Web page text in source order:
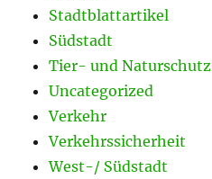
Stadtblattartikel
Südstadt
Tier- und Naturschutz
Uncategorized
Verkehr
Verkehrssicherheit
West-/ Südstadt